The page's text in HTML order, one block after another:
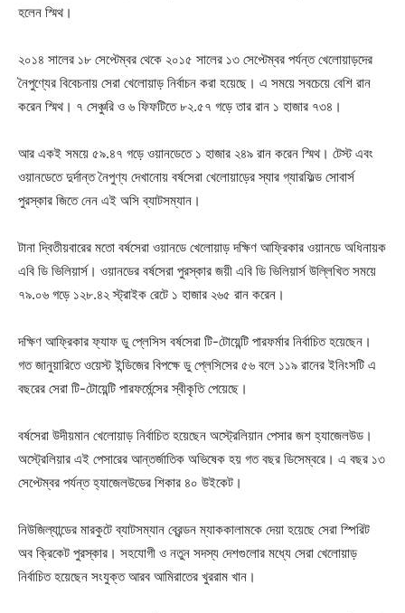
হলেন স্মিথ।
২০১৪ সালের ১৮ সেপ্টেম্বর থেকে ২০১৫ সালের ১৩ সেপ্টেম্বর পর্যন্ত খেলোয়াড়দের
নৈপুণ্যের বিবেচনায় সেরা খেলোয়াড় নির্বাচন করা হয়েছে। এ সময়ে সবচেয়ে বেশি রান
করেন স্মিথ। ৭ সেঞ্চুরি ও ৬ ফিফটিতে ৮২.৫৭ গড়ে তার রান ১ হাজার ৭৩৪।
আর একই সময়ে ৫৯.৪৭ গড়ে ওয়ানডেতে ১ হাজার ২৪৯ রান করেন স্মিথ। টেস্ট এবং
ওয়ানডেতে দুর্দান্ত নৈপুণ্য দেখানোয় বর্ষসেরা খেলোয়াড়ের স্যার গ্যারফিল্ড সোবার্স
পুরস্কার জিতে নেন এই অসি ব্যাটসম্যান।
টানা দ্বিতীয়বারের মতো বর্ষসেরা ওয়ানডে খেলোয়াড় দক্ষিণ আফ্রিকার ওয়ানডে অধিনায়ক
এবি ডি ভিলিয়ার্স। ওয়ানডের বর্ষসেরা পুরস্কার জয়ী এবি ডি ভিলিয়ার্স উল্লিখিত সময়ে
৭৯.০৬ গড়ে ১২৮.৪২ স্ট্রাইক রেটে ১ হাজার ২৬৫ রান করেন।
দক্ষিণ আফ্রিকার ফ্যাফ ডু প্লেসিস বর্ষসেরা টি-টোয়েন্টি পারফর্মার নির্বাচিত হয়েছেন।
গত জানুয়ারিতে ওয়েস্ট ইন্ডিজের বিপক্ষে ডু প্লেসিসের ৫৬ বলে ১১৯ রানের ইনিংসটি এ
বছরের সেরা টি-টোয়েন্টি পারফর্মেন্সের স্বীকৃতি পেয়েছে।
বর্ষসেরা উদীয়মান খেলোয়াড় নির্বাচিত হয়েছেন অস্ট্রেলিয়ান পেসার জশ হ্যাজেলউড।
অস্ট্রেলিয়ার এই পেসারের আন্তর্জাতিক অভিষেক হয় গত বছর ডিসেম্বরে। এ বছর ১৩
সেপ্টেম্বর পর্যন্ত হ্যাজেলউডের শিকার ৪০ উইকেট।
নিউজিল্যান্ডের মারকুটে ব্যাটসম্যান ব্রেন্ডন ম্যাককালামকে দেয়া হয়েছে সেরা স্পিরিট
অব ক্রিকেট পুরস্কার। সহযোগী ও নতুন সদস্য দেশগুলোর মধ্যে সেরা খেলোয়াড়
নির্বাচিত হয়েছেন সংযুক্ত আরব আমিরাতের খুররাম খান।